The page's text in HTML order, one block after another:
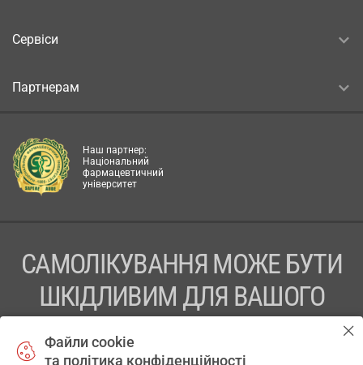
Сервіси
Партнерам
Наш партнер:
Національний
фармацевтичний
університет
САМОЛІКУВАННЯ МОЖЕ БУТИ
ШКІДЛИВИМ ДЛЯ ВАШОГО
Файли cookie
та політика конфіденційності